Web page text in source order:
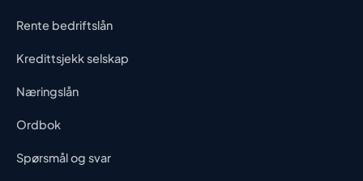
Rente bedriftslån
Kredittsjekk selskap
Næringslån
Ordbok
Spørsmål og svar